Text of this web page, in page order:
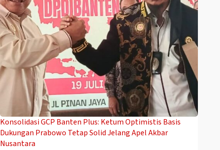
Konsolidasi GCP Banten Plus: Ketum Optimistis Basis
Dukungan Prabowo Tetap Solid Jelang Apel Akbar
Nusantara